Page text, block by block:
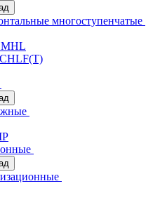
многоступенчатые